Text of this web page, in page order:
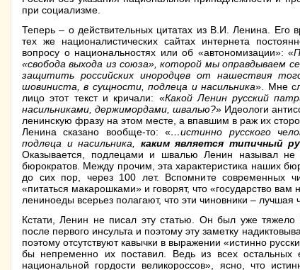
при социализме.
Теперь – о действительных цитатах из В.И. Ленина. Его
тех же националистических сайтах интернета
вопросу о национальностях или об «автономизации»: «
«свобода выхода из союза», которой мы оправдываем
защитить российских инородцев от нашествия
шовиниста, в сущности, подлеца и насильника». Мне
лицо этот текст и кричали: «Какой Ленин русский
насильниками, держимордами, швалью?» Идеологи
ленинскую фразу на этом месте, а впавшим в раж их
Ленина сказано вообще-то: «…истинно русского
подлеца и насильника, каким является типичный
Оказывается, подлецами и швалью Ленин называл не
бюрократов. Между прочим, эта характеристика наших
до сих пор, через 100 лет. Вспомните современных
«питаться макарошками» и говорят, что «государство
лениноеды всерьез полагают, что эти чиновники – лучшая
Кстати, Ленин не писал эту статью. Он был уже
после первого инсульта и поэтому эту заметку
поэтому отсутствуют кавычки в выражении «истинно
бы непременно их поставил. Ведь из всех остальных
национальной гордости великороссов», ясно, что